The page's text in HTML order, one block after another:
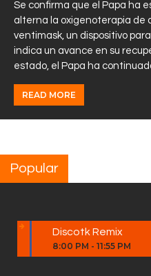
Se confirma que el Papa ha
alterna la oxigenoterapia de
ventimask, un dispositivo
indica un avance en su
estado, el Papa ha
READ MORE
Popular
Discotk Remix
8:00 PM - 11:55 PM